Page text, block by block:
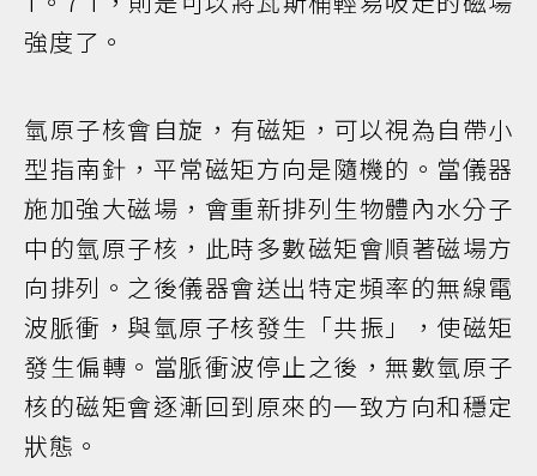
強度了。
氫原子核會自旋，有磁矩，可以視為自帶小
型指南針，平常磁矩方向是隨機的。當儀器
施加強大磁場，會重新排列生物體內水分子
中的氫原子核，此時多數磁矩會順著磁場方
向排列。之後儀器會送出特定頻率的無線電
波脈衝，與氫原子核發生「共振」，使磁矩
發生偏轉。當脈衝波停止之後，無數氫原子
核的磁矩會逐漸回到原來的一致方向和穩定
狀態。